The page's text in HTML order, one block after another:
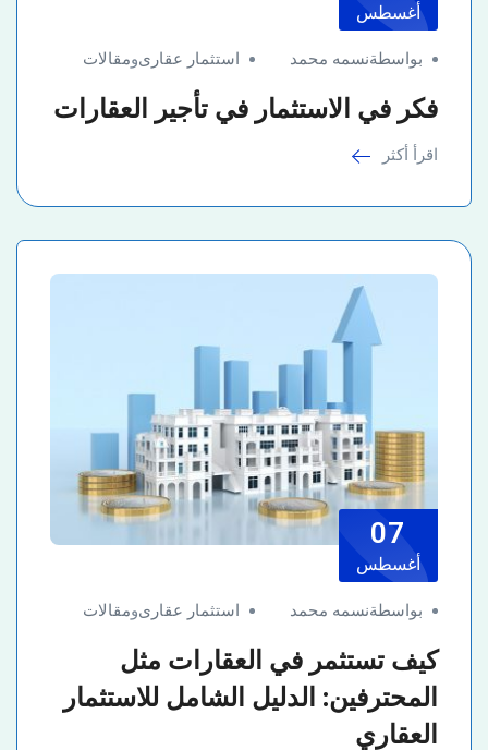
أغسطس
بواسطةنسمه محمد استثمار عقارىومقالات
فكر في الاستثمار في تأجير العقارات
اقرأ أكثر
07
أغسطس
بواسطةنسمه محمد استثمار عقارىومقالات
كيف تستثمر في العقارات مثل
المحترفين: الدليل الشامل للاستثمار
العقاري